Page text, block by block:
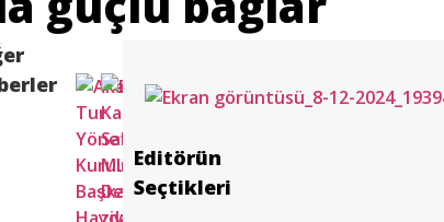
Editörün
Seçtikleri